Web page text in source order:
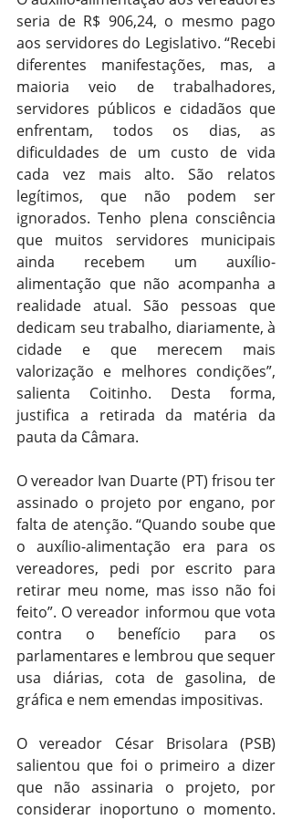
seria de R$ 906,24, o mesmo pago
aos servidores do Legislativo. “Recebi
diferentes manifestações, mas, a
maioria veio de trabalhadores,
servidores públicos e cidadãos que
enfrentam, todos os dias, as
dificuldades de um custo de vida
cada vez mais alto. São relatos
legítimos, que não podem ser
ignorados. Tenho plena consciência
que muitos servidores municipais
ainda recebem um auxílio-
alimentação que não acompanha a
realidade atual. São pessoas que
dedicam seu trabalho, diariamente, à
cidade e que merecem mais
valorização e melhores condições”,
salienta Coitinho. Desta forma,
justifica a retirada da matéria da
pauta da Câmara.
O vereador Ivan Duarte (PT) frisou ter
assinado o projeto por engano, por
falta de atenção. “Quando soube que
o auxílio-alimentação era para os
vereadores, pedi por escrito para
retirar meu nome, mas isso não foi
feito”. O vereador informou que vota
contra o benefício para os
parlamentares e lembrou que sequer
usa diárias, cota de gasolina, de
gráfica e nem emendas impositivas.
O vereador César Brisolara (PSB)
salientou que foi o primeiro a dizer
que não assinaria o projeto, por
considerar inoportuno o momento.